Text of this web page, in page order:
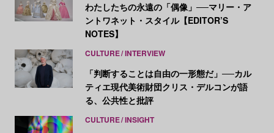
わたしたちの永遠の「偶像」──マリー・ア
ントワネット・スタイル【EDITOR’S
NOTES】
CULTURE INTERVIEW
「判断することは自由の一形態だ」──カル
ティエ現代美術財団クリス・デルコンが語
る、公共性と批評
CULTURE INSIGHT